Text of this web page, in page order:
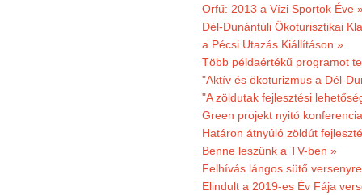
Orfű: 2013 a Vízi Sportok Éve
Dél-Dunántúli Ökoturisztikai
a Pécsi Utazás Kiállításon »
Több példaértékű programot
"Aktív és ökoturizmus a Dél-
"A zöldutak fejlesztési
Green projekt nyitó
Határon átnyúló zöldút
Benne leszünk a TV-ben »
Felhívás lángos sütő
Elindult a 2019-es Év Fája